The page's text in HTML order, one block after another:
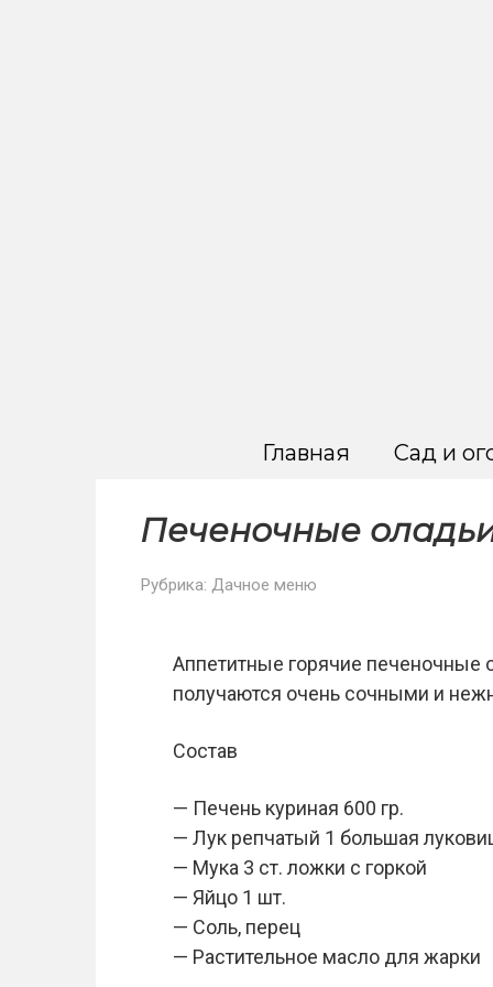
Главная Сад и
Печеночные
Рубрика: Дачное меню
Аппетитные горячие печеночные
получаются очень сочными и
Состав
— Печень куриная 600 гр.
— Лук репчатый 1 большая
— Мука 3 ст. ложки с горкой
— Яйцо 1 шт.
— Соль, перец
— Растительное масло для жарки